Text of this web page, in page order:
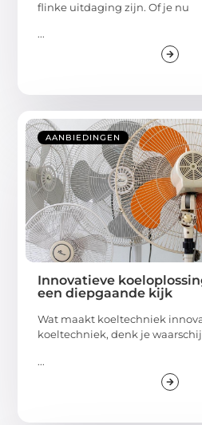
flinke uitdaging zijn. Of je nu
...
AANBIEDINGEN
Innovatieve
een diepgaande kijk
Wat maakt koeltechniek
koeltechniek, denk je
...